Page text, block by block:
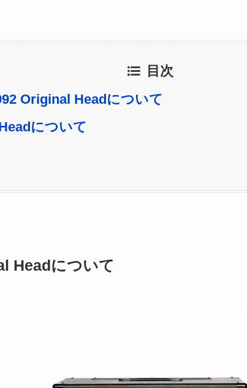
目次
Original Headについて
について
Headについて